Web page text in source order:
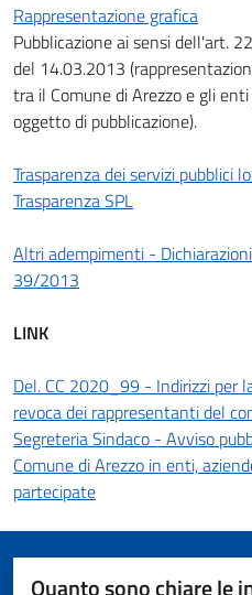
Rappresentazione grafica
Pubblicazione ai sensi dell'art.
del 14.03.2013
tra il Comune di Arezzo e gli
oggetto di pubblicazione).
Trasparenza dei servizi pubblici
Trasparenza SPL
Altri adempimenti -
39/2013
LINK
Del. CC 2020_99 - Indirizzi per
revoca dei rappresentanti del
Segreteria Sindaco - Avviso
Comune di Arezzo in enti,
partecipate
Quanto sono chiare le